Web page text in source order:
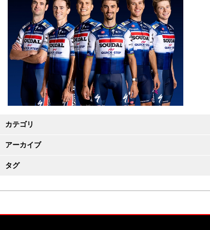
カテゴリ
アーカイブ
タグ